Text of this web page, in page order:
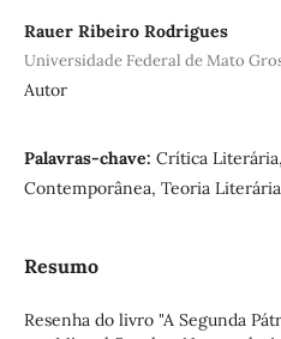
Rauer Ribeiro Rodrigues
Universidade Federal de Mato
Autor
Palavras-chave: Crítica
Contemporânea, Teoria Literária
Resumo
Resenha do livro "A Segunda